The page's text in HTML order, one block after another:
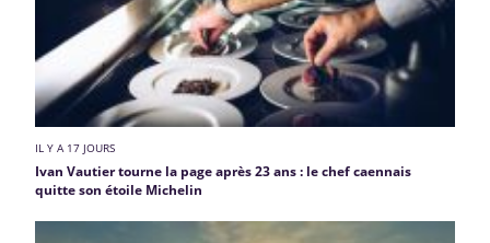
IL Y A 17 JOURS
Ivan Vautier tourne la page après 23 ans : le chef caennais
quitte son étoile Michelin